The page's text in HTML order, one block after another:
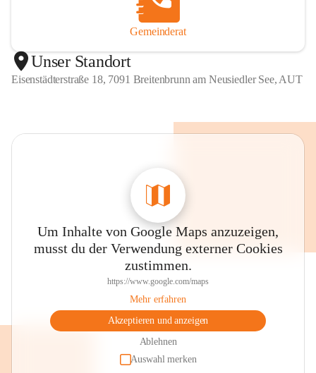
Gemeinderat
Unser Standort
Eisenstädterstraße 18, 7091 Breitenbrunn am Neusiedler See, AUT
Um Inhalte von Google Maps anzuzeigen,
musst du der Verwendung externer Cookies
zustimmen.
https://www.google.com/maps
Mehr erfahren
Akzeptieren und anzeigen
Ablehnen
Auswahl merken